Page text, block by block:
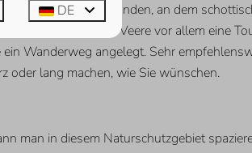
Ort in den Niederlanden, an dem
Heutzutage ist Veere vor allem eine
Wanderweg angelegt. Sehr
oder lang machen, wie Sie wünschen.
man in diesem Naturschutzgebiet
DE